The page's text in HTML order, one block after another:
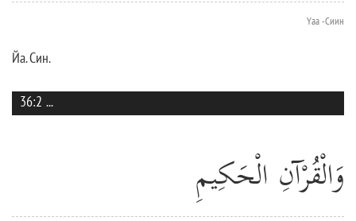
Yаа -Сиин
Йа. Син.
36:2 ...
وَالْقُرْآنِ الْحَكِيمِ